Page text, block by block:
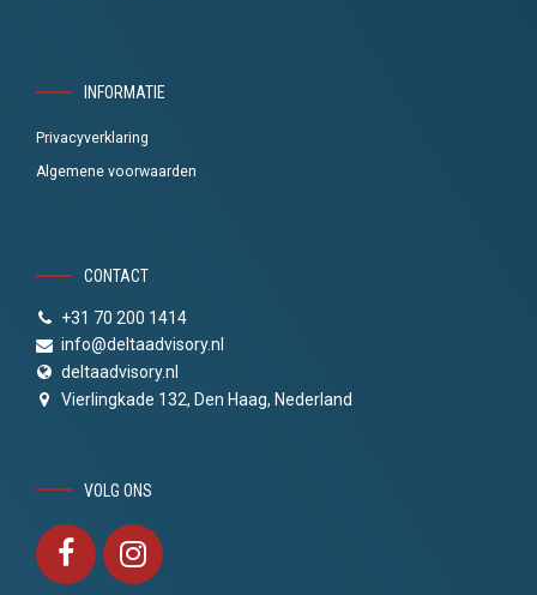
INFORMATIE
Privacyverklaring
Algemene voorwaarden
CONTACT
+31 70 200 1414
info@deltaadvisory.nl
deltaadvisory.nl
Vierlingkade 132, Den Haag, Nederland
VOLG ONS